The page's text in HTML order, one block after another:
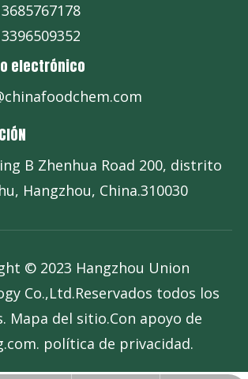
electrónico
B Zhenhua Road 200, distrito
Hangzhou, China.310030
© 2023 Hangzhou Union
Co.,Ltd.Reservados todos los
Mapa del sitio.Con apoyo de
. política de privacidad.